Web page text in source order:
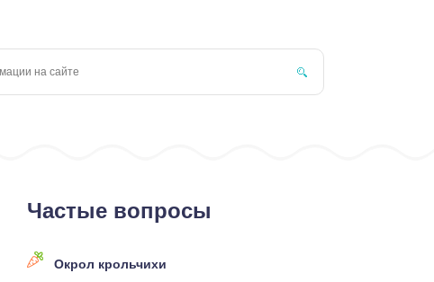
Частые вопросы
Окрол крольчихи